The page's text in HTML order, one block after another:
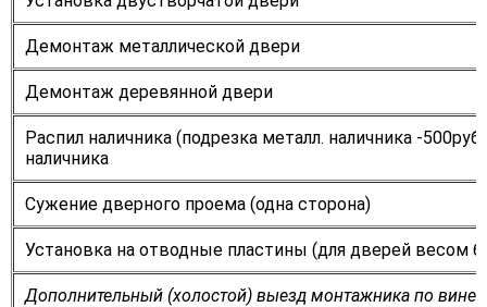
Демонтаж металлической двери
Демонтаж деревянной двери
Распил наличника (подрезка металл. наличника -
наличника
Сужение дверного проема (одна сторона)
Установка на отводные пластины (для дверей весом
Дополнительный (холостой) выезд монтажника по вине